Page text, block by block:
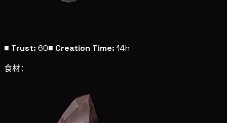
■ Trust: 60■ Creation Time: 14h
食材：